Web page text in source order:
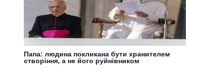
Папа: людина покликана бути хранителем
створіння, а не його руйнівником